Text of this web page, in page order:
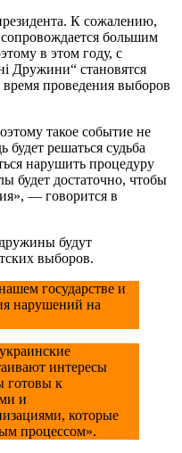
К сожалению,
большим
в этом году, с
Дружини“ становятся
проведения выборов
такое событие не
решаться судьба
нарушить процедуру
будет достаточно, чтобы
— говорится в
будут
выборов.
государстве и
нарушений на
интересы
готовы к
и
которые
процессом».